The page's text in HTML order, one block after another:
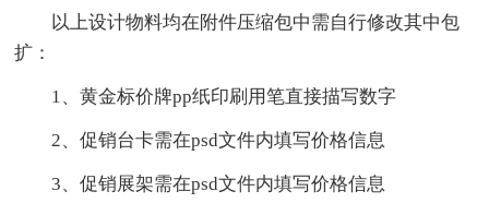
以上设计物料均在附件压缩包中需自行修改其中包
扩：
1、黄金标价牌pp纸印刷用笔直接描写数字
2、促销台卡需在psd文件内填写价格信息
3、促销展架需在psd文件内填写价格信息